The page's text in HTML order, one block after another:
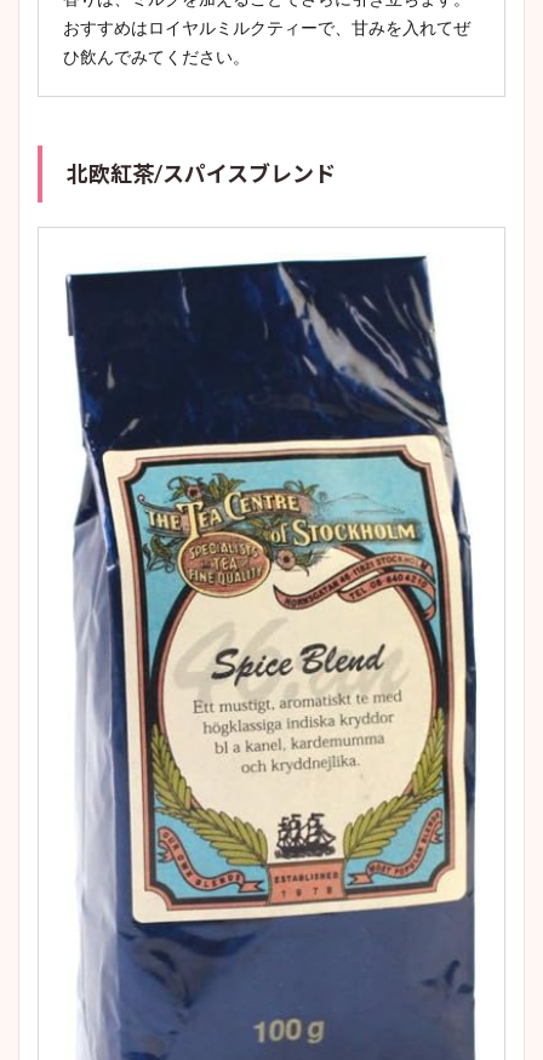
おすすめはロイヤルミルクティーで、甘みを入れてぜ
ひ飲んでみてください。
北欧紅茶/スパイスブレンド